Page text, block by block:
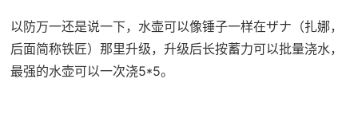
以防万一还是说一下，水壶可以像锤子一样在ザナ（扎娜，
后面简称铁匠）那里升级，升级后长按蓄力可以批量浇水，
最强的水壶可以一次浇5*5。